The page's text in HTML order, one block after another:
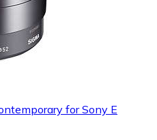
for Sony E